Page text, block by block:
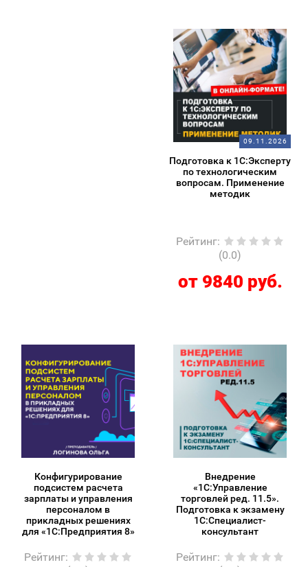
09.11.2026
Подготовка к 1С:Эксперту
по технологическим
вопросам. Применение
методик
Рейтинг:
(0.0)
от 9840 руб.
Конфигурирование
подсистем расчета
зарплаты и управления
персоналом в
прикладных решениях
для «1С:Предприятия 8»
Рейтинг:
Внедрение
«1С:Управление
торговлей ред. 11.5».
Подготовка к экзамену
1С:Специалист-
консультант
Рейтинг: